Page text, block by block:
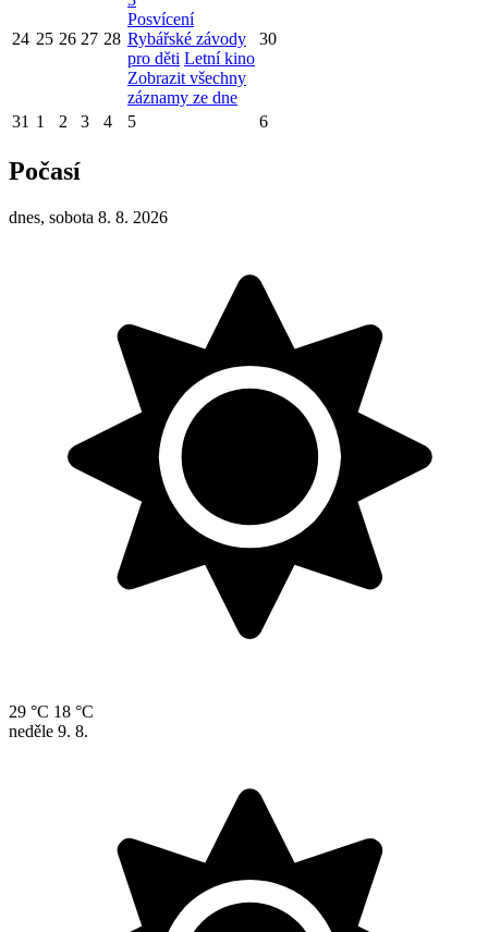
24 25 26 27 28
Posvícení
Rybářské závody
pro děti Letní kino
Zobrazit všechny
záznamy ze dne
30
31 1 2 3 4 5 6
Počasí
dnes, sobota 8. 8. 2026
29 °C 18 °C
neděle 9. 8.